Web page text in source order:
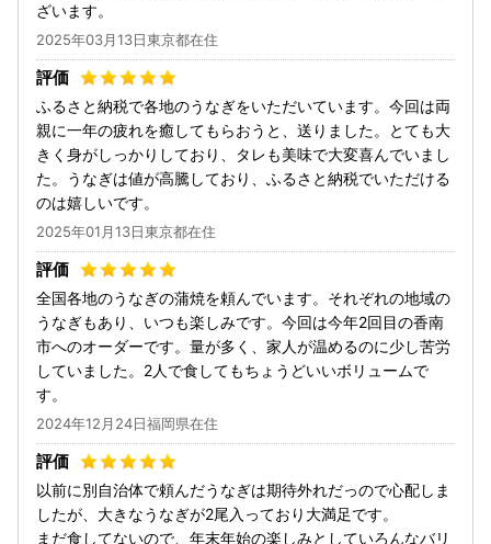
ざいます。
2025年03月13日東京都在住
ふるさと納税で各地のうなぎをいただいています。今回は両
親に一年の疲れを癒してもらおうと、送りました。とても大
きく身がしっかりしており、タレも美味で大変喜んでいまし
た。うなぎは値が高騰しており、ふるさと納税でいただける
のは嬉しいです。
2025年01月13日東京都在住
全国各地のうなぎの蒲焼を頼んでいます。それぞれの地域の
うなぎもあり、いつも楽しみです。今回は今年2回目の香南
市へのオーダーです。量が多く、家人が温めるのに少し苦労
していました。2人で食してもちょうどいいボリュームで
す。
2024年12月24日福岡県在住
以前に別自治体で頼んだうなぎは期待外れだっので心配しま
したが、大きなうなぎが2尾入っており大満足です。
まだ食してないので、年末年始の楽しみとしていろんなバリ